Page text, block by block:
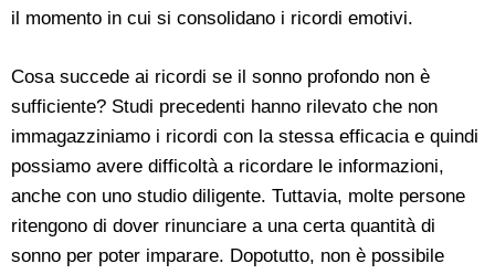
il momento in cui si consolidano i ricordi emotivi.
Cosa succede ai ricordi se il sonno profondo non è
sufficiente? Studi precedenti hanno rilevato che non
immagazziniamo i ricordi con la stessa efficacia e quindi
possiamo avere difficoltà a ricordare le informazioni,
anche con uno studio diligente. Tuttavia, molte persone
ritengono di dover rinunciare a una certa quantità di
sonno per poter imparare. Dopotutto, non è possibile